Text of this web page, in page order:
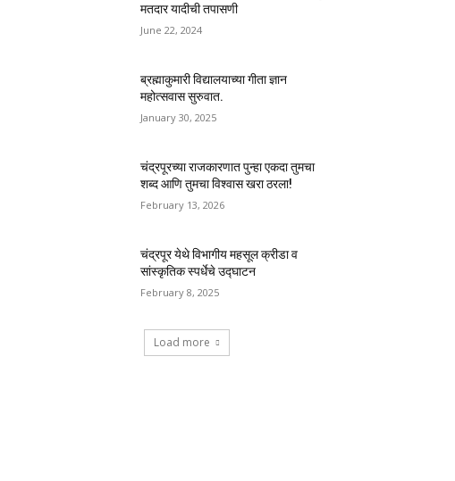
मतदार यादीची तपासणी
June 22, 2024
ब्रह्माकुमारी विद्यालयाच्या गीता ज्ञान
महोत्सवास सुरुवात.
January 30, 2025
चंद्रपूरच्या राजकारणात पुन्हा एकदा तुमचा
शब्द आणि तुमचा विश्वास खरा ठरला!
February 13, 2026
चंद्रपूर येथे विभागीय महसूल क्रीडा व
सांस्कृतिक स्पर्धेचे उद्घाटन
February 8, 2025
Load more